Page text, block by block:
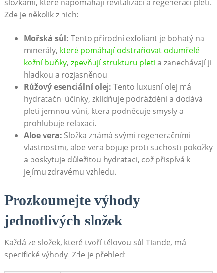
složkami, které napomáhají revitalizaci a regeneraci ⁤pleti.
Zde je několik⁣ z nich:
Mořská sůl: Tento přírodní exfoliant je ⁢bohatý na
minerály, které pomáhají odstraňovat odumřelé
kožní buňky, ⁣ zpevňují strukturu pleti a⁢ zanechávají ji
hladkou ‌a rozjasněnou.
Růžový esenciální olej: Tento luxusní ⁤olej má
hydratační⁣ účinky, zklidňuje podráždění a dodává‍
pleti jemnou vůni, která podněcuje smysly ⁤a
‌prohlubuje relaxaci.
Aloe vera: Složka známá svými regeneračními
vlastnostmi, aloe vera bojuje⁤ proti suchosti pokožky
a poskytuje důležitou hydrataci,⁣ což přispívá k
jejímu ‍zdravému vzhledu.
Prozkoumejte výhody
jednotlivých složek
Každá ⁢ze‍ složek, které ⁣tvoří tělovou sůl Tiande, ⁤má
specifické ‍výhody. Zde je přehled: